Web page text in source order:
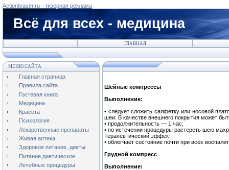
Actionteaser.ru - тизерная реклама
Всё для всех - медицина
ГЛАВНАЯ
МЕНЮ САЙТА
Главная страница
Правила сайта
Гостевая книга
Медицина
Красота
Психология
Лекарственные препараты
Живая аптека
Здоровое питание, диеты
Питание диетическое
Лечебные процедуры
Шейные компрессы
Выполнение:
• следует сложить салфетку или носовой
шеи. В качестве внешнего покрытия может
• продолжительность — 1 час;
• по истечении процедуры растереть шею
Терапевтический эффект:
• облегчает состояние почти при всех
Грудной компресс
Выполнение: